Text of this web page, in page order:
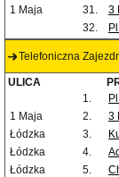
1 Maja
31.
3
32.
Telefoniczna
ULICA
1.
1 Maja
2.
3
Łódzka
3.
Łódzka
4.
Łódzka
5.